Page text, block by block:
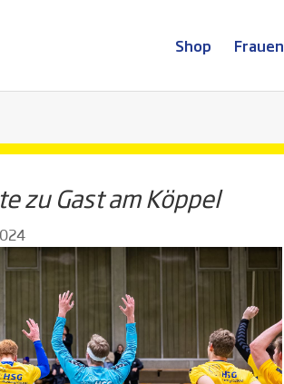
Shop Frauen
zu Gast am Köppel